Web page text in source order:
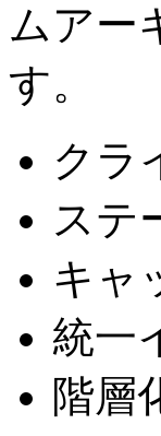
ムアー
す。
クラ
ステ
キャ
統一
階層